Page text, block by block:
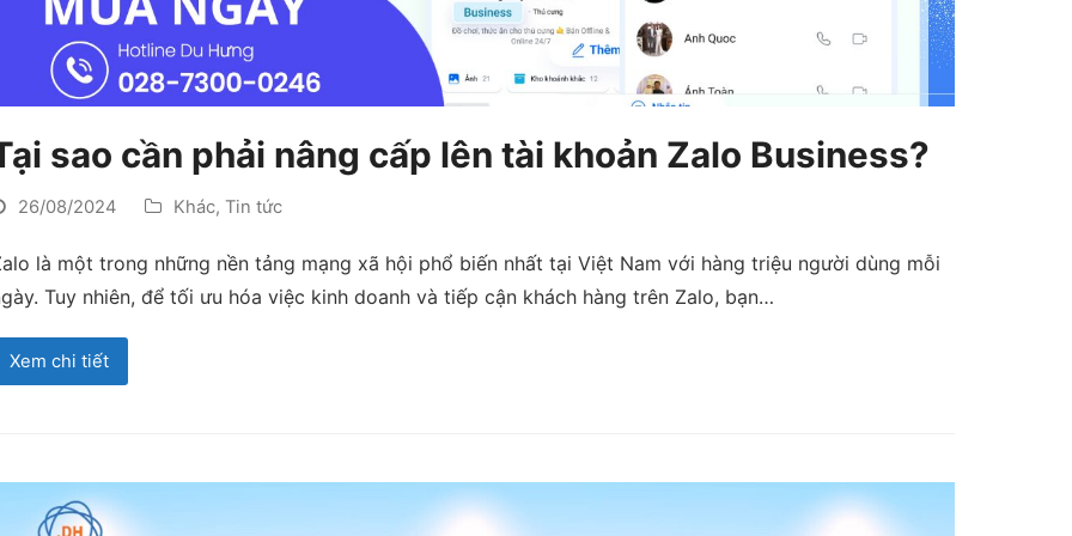
sao cần phải nâng cấp lên tài khoản Zalo Business?
26/08/2024 Khác, Tin tức
là một trong những nền tảng mạng xã hội phổ biến nhất tại Việt Nam với hàng triệu người dùng mỗi
Tuy nhiên, để tối ưu hóa việc kinh doanh và tiếp cận khách hàng trên Zalo, bạn…
Xem chi tiết